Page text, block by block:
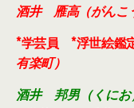
酒井 雁高（がんこ
*学芸員 *浮世絵鑑
有楽町）
酒井 邦男（く